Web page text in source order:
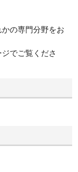
の専門分野をお
でご覧くださ